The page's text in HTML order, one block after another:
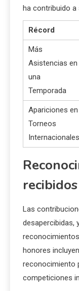
ha contribuido a
Récord
Más
Asistencias en
una
Temporada
Apariciones en
Torneos
Internacionales
recibidos
Las
desapercibidas,
honores
reconocimiento
competiciones